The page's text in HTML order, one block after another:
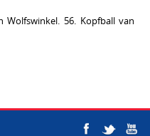
Wolfswinkel. 56. Kopfball van